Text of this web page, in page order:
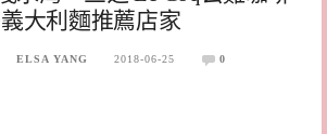
大利麵推薦店家
ELSA YANG 2018-06-25 0